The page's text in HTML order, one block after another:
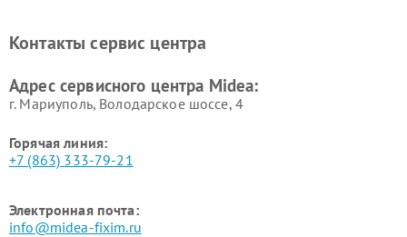
пылесосов Midea
Midea
Контакты сервис центра
Адрес сервисного центра Midea:
г. Мариуполь, Володарское шоссе, 4
Горячая линия:
+7 (863) 333-79-21
Электронная почта:
info@midea-fixim.ru